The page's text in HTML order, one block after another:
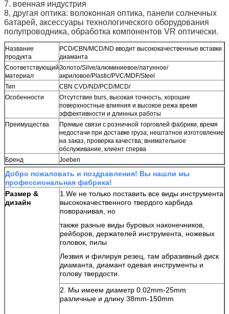
7. военная индустрия
8, другая оптика: волоконная оптика, панели солнечных
батарей, аксессуары технологического оборудования
полупроводника, обработка компонентов VR оптически.
Название
продукта
PCD/CBN/MCD/ND вводит высококачественные вставки
диаманта
Соответствующий
материал
Золото/Silve/алюминиевое/латунное/
акриловое/Plastic/PVC/MDF/Steel
Тип
CBN CVD/ND/PCD/MCD/
Особенности
Отсутствие burs, высокая точность, хорошие
поверхностные влияния и высокое режа время
эффективности и длинных работы
Преимущества
Прямые связи с розничной торговлей фабрики, время
недостачи при доставке груза; нештатное изготовление
на заказ, проверка качества; внимательное
обслуживание, клиент сперва
Бренд
Joeben
Добро пожаловать и поздравления! Вы нашли мы
профессиональная фабрика!
Размер &
дизайн
1.We не только поставить все виды инструмента
высококачественного твердого карбида
поворачивая, но
также разные виды буровых наконечников,
рейборов, держателей инструмента, ножевых
головок, пилы
Лезвия и филируя резец, там абразивный диск
диаманта, диамант одевая инструменты и
голову твердости.
2. Мы имеем диаметр 0.02mm-25mm
различные и длину 38mm-150mm